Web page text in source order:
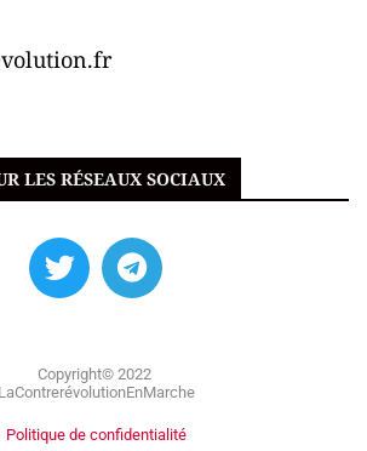
LES RÉSEAUX SOCIAUX
Copyright© 2022
LaContrerévolutionEnMarche
Politique de confidentialité